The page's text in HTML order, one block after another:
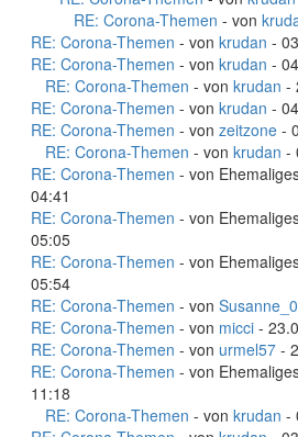
RE: Corona-Themen - von
RE: Corona-Themen - von krudan -
RE: Corona-Themen - von krudan -
RE: Corona-Themen - von krudan -
RE: Corona-Themen - von krudan -
RE: Corona-Themen - von zeitzone -
RE: Corona-Themen - von krudan -
RE: Corona-Themen - von
04:41
RE: Corona-Themen - von
05:05
RE: Corona-Themen - von
05:54
RE: Corona-Themen - von
RE: Corona-Themen - von micci -
RE: Corona-Themen - von urmel57 -
RE: Corona-Themen - von
11:18
RE: Corona-Themen - von krudan -